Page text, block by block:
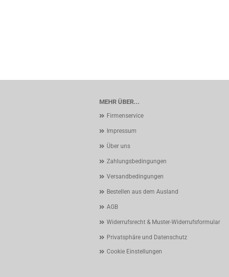
MEHR ÜBER...
Firmenservice
Impressum
Über uns
Zahlungsbedingungen
Versandbedingungen
Bestellen aus dem Ausland
AGB
Widerrufsrecht & Muster-Widerrufsformular
Privatsphäre und Datenschutz
Cookie Einstellungen